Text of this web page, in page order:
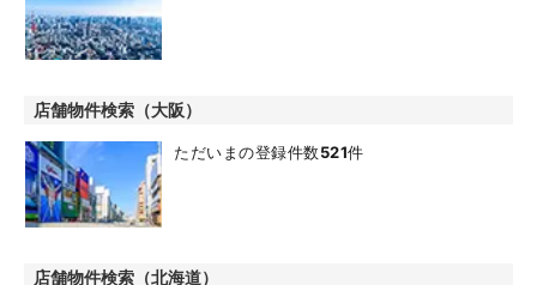
店舗物件検索（大阪）
ただいまの登録件数521件
店舗物件検索（北海道）